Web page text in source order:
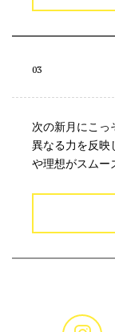
次の新月にこっ
異なる力を反映
や理想がスムー